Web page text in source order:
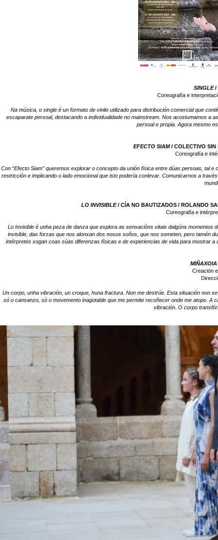
SINGLE/
Coreografía e
Na música, o single é un formato de vinilo utilizado para distribución comercial que
escaparate persoal, destacando a individualidade no mainstream. Nos acostumamos a
persoal e propia. Agora mesmo
EFECTO SIAM/ COLECTIVO
Coreografía e
Con “Efecto Siam” queremos explorar o concepto da unión física entre dúas persoas, tal
restricción e implicando o lado emocional que isto podería conlevar. Comunicarnos a
LO INVISIBLE/ CÍA NO BAUTIZADOS / ROLANDO
Coreografía e
Lo Invisible é unha peza de danza que explora as sensacións vitais dalgúns
invisible, das forzas que nos alonxan dos nosos soños, que nos someten, pero tamén
intérpretes xogan coas súas diferenzas físicas e de experiencias de vida para mostrar
MIÑAXOIA
Creación
Un corpo, unha vibración, un croque, huna fractura. Non me destrúe. Esta situación non
só o cansanzo, só o movemento inagotable que me permite recoñecer onde me atopo.
vibración. O corpo